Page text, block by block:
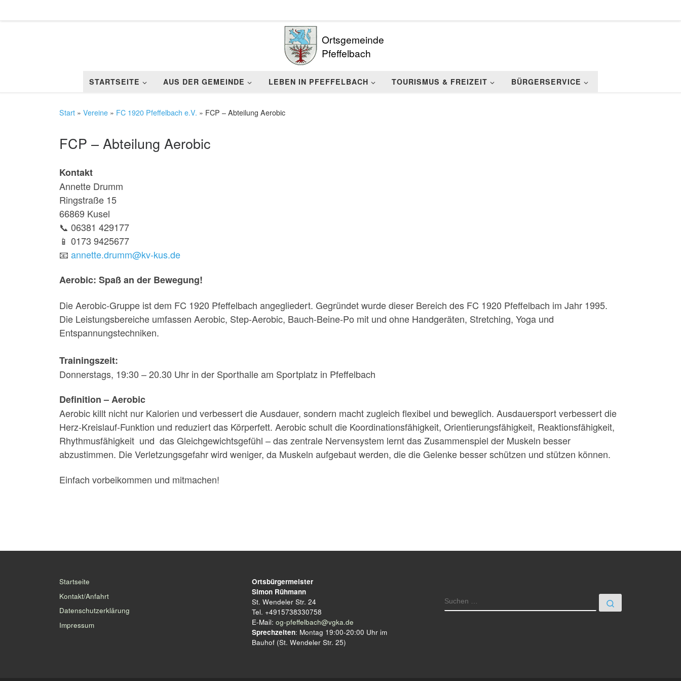
Ortsgemeinde
Pfeffelbach
STARTSEITE AUS DER GEMEINDE LEBEN IN PFEFFELBACH TOURISMUS & FREIZEIT BÜRGERSERVICE
Start » Vereine » FC 1920 Pfeffelbach e.V. » FCP – Abteilung Aerobic
FCP – Abteilung Aerobic
Kontakt
Annette Drumm
Ringstraße 15
66869 Kusel
📞 06381 429177
📱 0173 9425677
📧 annette.drumm@kv-kus.de
Aerobic: Spaß an der Bewegung!
Die Aerobic-Gruppe ist dem FC 1920 Pfeffelbach angegliedert. Gegründet wurde dieser Bereich des FC 1920 Pfeffelbach im Jahr 1995.
Die Leistungsbereiche umfassen Aerobic, Step-Aerobic, Bauch-Beine-Po mit und ohne Handgeräten, Stretching, Yoga und
Entspannungstechniken.
Trainingszeit:
Donnerstags, 19:30 – 20.30 Uhr in der Sporthalle am Sportplatz in Pfeffelbach
Definition – Aerobic
Aerobic killt nicht nur Kalorien und verbessert die Ausdauer, sondern macht zugleich flexibel und beweglich. Ausdauersport verbessert die
Herz-Kreislauf-Funktion und reduziert das Körperfett. Aerobic schult die Koordinationsfähigkeit, Orientierungsfähigkeit, Reaktionsfähigkeit,
Rhythmusfähigkeit und das Gleichgewichtsgefühl – das zentrale Nervensystem lernt das Zusammenspiel der Muskeln besser
abzustimmen. Die Verletzungsgefahr wird weniger, da Muskeln aufgebaut werden, die die Gelenke besser schützen und stützen können.
Einfach vorbeikommen und mitmachen!
Startseite
Kontakt/Anfahrt
Datenschutzerklärung
Impressum
Ortsbürgermeister
Simon Rühmann
St. Wendeler Str. 24
Tel. +4915738330758
E-Mail: og-pfeffelbach@vgka.de
Sprechzeiten: Montag 19:00-20:00 Uhr im
Bauhof (St. Wendeler Str. 25)
SUCHE